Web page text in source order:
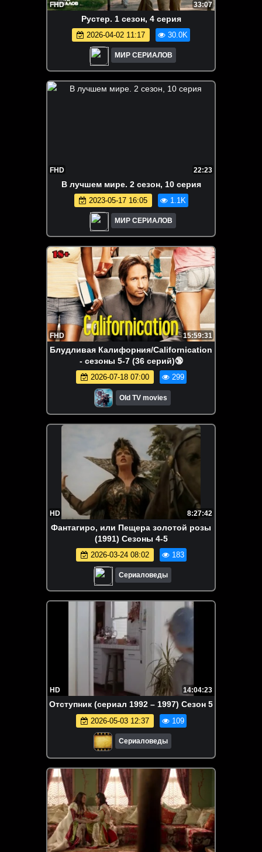
FHD 33:07
Рустер. 1 сезон, 4 серия
2026-04-02 11:17 30.0K
МИР СЕРИАЛОВ
FHD 22:23
B лyчшeм миpe. 2 сезон, 10 серия
2023-05-17 16:05 1.1K
МИР СЕРИАЛОВ
FHD 15:59:31
Блудливая Калифорния/Californication
- сезоны 5-7 (36 серий)🔞
2026-07-18 07:00 299
Old TV movies
HD 8:27:42
Фантагиро, или Пещера золотой розы
(1991) Сезоны 4-5
2026-03-24 08:02 183
Сериаловеды
HD 14:04:23
Отступник (сериал 1992 – 1997) Сезон 5
2026-05-03 12:37 109
Сериаловеды